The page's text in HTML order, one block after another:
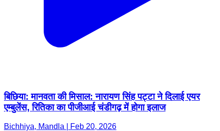
बिछिया: मानवता की मिसाल: नारायण सिंह पट्टा ने दिलाई एयर
एम्बुलेंस, रितिका का पीजीआई चंडीगढ़ में होगा इलाज
Bichhiya, Mandla | Feb 20, 2026